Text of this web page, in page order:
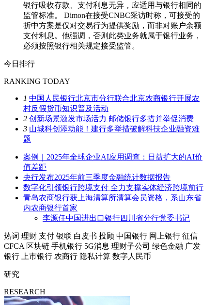
银行吸收存款、支付利息无异，应适用与银行相同的
监管标准。 Dimon在接受CNBC采访时称，可接受的
折中方案是仅对交易行为提供奖励，而非对账户余额
支付利息。他强调，否则此类业务就属于银行业务，
必须按照银行相关规定接受监管。
今日排行
RANKING TODAY
1 中国人民银行北京市分行联合北京农商银行开展农
村反假货币知识普及活动
2 创新场景激发市场活力 邮储银行多措并举促消费
3 山城科创添动能！建行多举措破解科技企业融资难
题
案例｜2025年全球企业AI应用调查：日益扩大的AI价
值差距
央行发布2025年前三季度金融统计数据报告
数字化引领银行跨境支付 全力支撑实体经济跨境前行
青岛农商银行获上海清算所清算会员资格，系山东省
内农商银行首家
李源任中国进出口银行四川省分行党委书记
热词 理财 支付 银联 白皮书 投顾 中国银行 网上银行 征信
CFCA 区块链 手机银行 5G消息 理财子公司 绿色金融 广发
银行
上市银行 农商行 隐私计算 数字人民币
研究
RESEARCH